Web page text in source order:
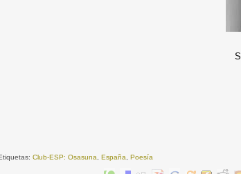
Club-ESP: Osasuna ,España ,Poesía